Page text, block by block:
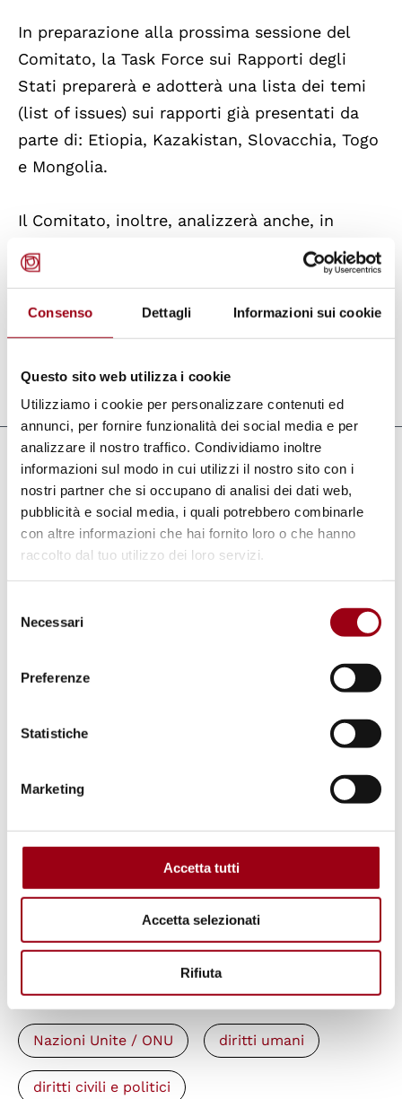
Consenso Dettagli Informazioni sui cookie
Questo sito web utilizza i cookie
Utilizziamo i cookie per personalizzare contenuti ed
annunci, per fornire funzionalità dei social media e per
analizzare il nostro traffico. Condividiamo inoltre
informazioni sul modo in cui utilizzi il nostro sito con i
nostri partner che si occupano di analisi dei dati web,
pubblicità e social media, i quali potrebbero combinarle
con altre informazioni che hai fornito loro o che hanno
raccolto dal tuo utilizzo dei loro servizi.
delNecessari
Preferenze
Statistiche
Marketing
Accetta tutti
Accetta selezionati
Rifiuta
In preparazione alla prossima sessione del
Comitato, la Task Force sui Rapporti degli
Stati preparerà e adotterà una lista dei temi
(list of issues) sui rapporti già presentati da
parte di: Etiopia, Kazakistan, Slovacchia, Togo
e Mongolia.
Il Comitato, inoltre, analizzerà anche, in
maniera riservata, le comunicazioni individuali
pervenute ai sensi del Primo Protocollo
Collegamenti
Pagina del sito dell'Alto Commissario per
i Diritti Umani delle Nazioni Unite
riguardante la 99° sessione del Comitato
Pagina del sito dell'Alto Commissario per
riguardante la 99° sessione del Comitato
diritti umani.
Patto internazionale sui diritti civili e
politici (1966)
Protocollo Opzionale relativo al Patto
internazionale sui diritti civili e politici
Parole chiave
Nazioni Unite / ONU diritti umani
diritti civili e politici